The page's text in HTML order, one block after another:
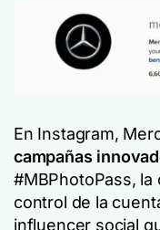
En Instagram,
campañas
#MBPhotoPass, la
control de la
influencer social